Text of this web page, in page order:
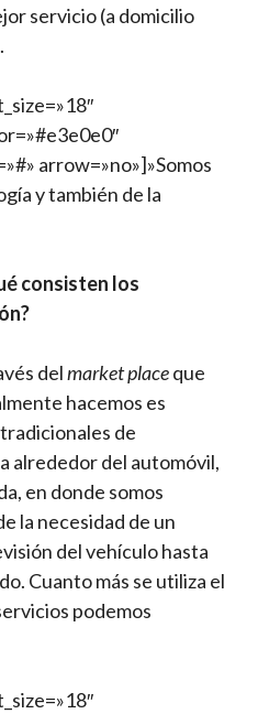
servicio (a domicilio
arrow=»no»]»Somos
y también de la
consisten los
delmarket placeque
hacemos es
de
alrededor del automóvil,
en donde somos
la necesidad de un
del vehículo hasta
Cuanto más se utiliza el
podemos